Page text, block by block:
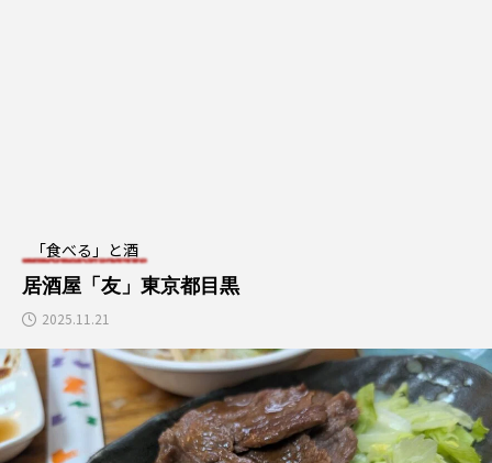
南大門 カップラーメン
マッコリ
宮崎市 沖縄料理 恵比寿 魚ツマミ
青山 ハイボール 焼酎
「食べる」と酒
居酒屋「友」東京都目黒
2025.11.21